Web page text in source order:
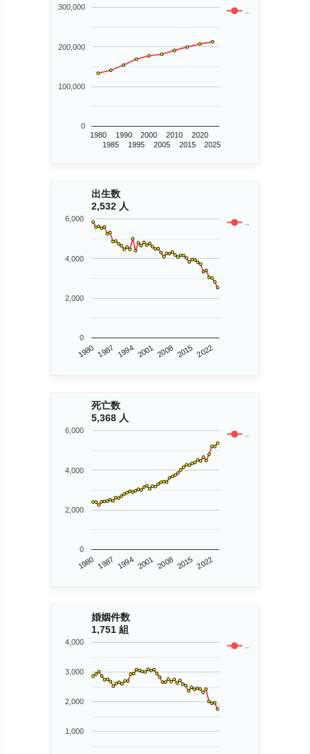
..
1980
1985
1990
1995
2000
2005
2010
2015
2020
2025
0
100,000
200,000
300,000
出生数
2,532 人
..
1980 1987 1994 2001 2008 2015 2022
0
2,000
4,000
6,000
死亡数
5,368 人
..
1980 1987 1994 2001 2008 2015 2022
0
2,000
4,000
6,000
婚姻件数
1,751 組
..
1,000
2,000
3,000
4,000